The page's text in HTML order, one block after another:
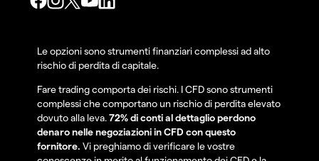
Le opzioni sono strumenti finanziari complessi ad alto
rischio di perdita di capitale.
Fare trading comporta dei rischi. I CFD sono strumenti
complessi che comportano un rischio di perdita elevato
dovuto alla leva.72% di conti al dettaglio perdono
denaro nelle negoziazioni in CFD con questo
fornitore. Vi preghiamo di verificare le vostre